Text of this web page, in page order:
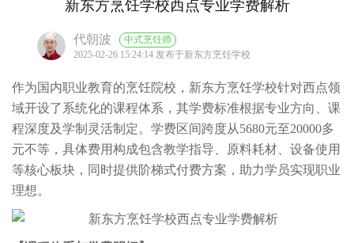
新东方烹饪学校西点专业学费解析
代朝波
中式烹饪师
2025-02-26 15:24:14 发布于新东方烹饪学校
作为国内职业教育的烹饪院校，新东方烹饪学校针对西点领
域开设了系统化的课程体系，其学费标准根据专业方向、课
程深度及学制灵活制定。学费区间跨度从5680元至20000多
元不等，具体费用构成包含教学指导、原料耗材、设备使用
等核心板块，同时提供阶梯式付费方案，助力学员实现职业
理想。